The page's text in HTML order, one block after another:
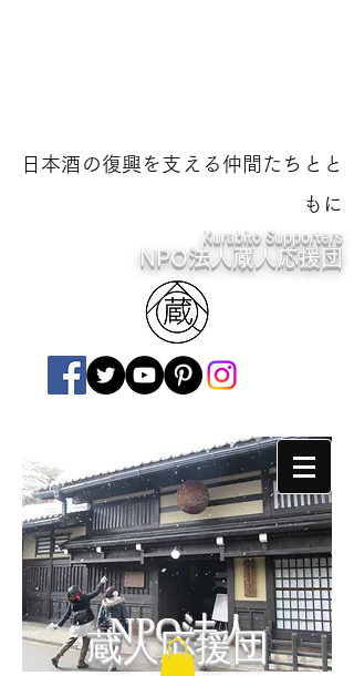
日本酒の復興を支える仲間たちとと
もに
Kurabito Supporters
NPO法人蔵人応援団
NPO法人
蔵人応援団